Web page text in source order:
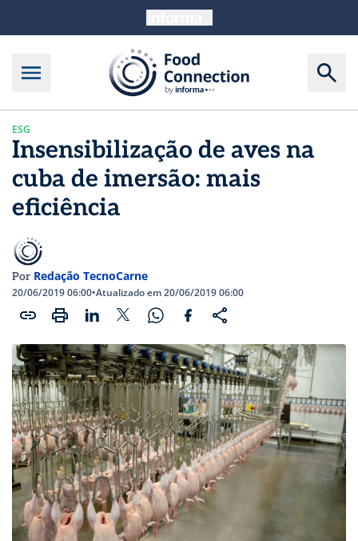
ESG
Insensibilização de aves na
cuba de imersão: mais
eficiência
Por Redação TecnoCarne
20/06/2019 06:00•Atualizado em 20/06/2019 06:00